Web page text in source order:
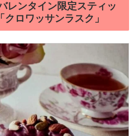
レンタイン限定スティッ
ロワッサンラスク」